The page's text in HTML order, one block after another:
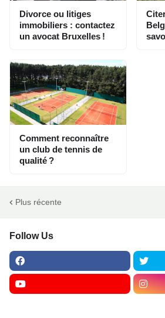
Divorce ou litiges
immobiliers : contactez
un avocat Bruxelles !
Comment reconnaître
un club de tennis de
qualité ?
Plus récente
Follow Us